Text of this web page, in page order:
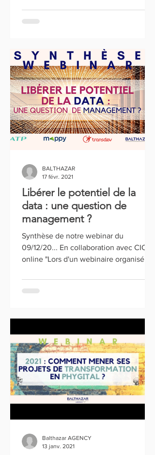
Libérer le potentiel de la
data : une question de
management ?
Synthèse de notre webinar du
09/12/20... En collaboration avec CIO
online "Lors d'un webinaire organisé
BALTHAZAR
17 févr. 2021
Balthazar AGENCY
13 janv. 2021